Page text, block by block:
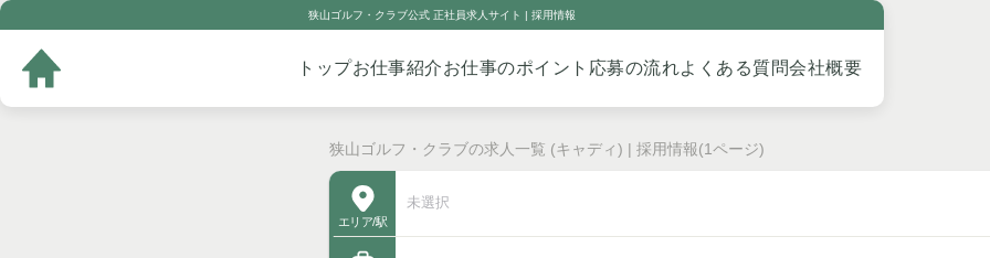
狭山ゴルフ・クラブ公式 正社員求人サイト | 採用情報
トップお仕事紹介お仕事のポイント 応募の流れよくある質問会社概要
狭山ゴルフ・クラブの求人一覧 (キャディ) | 採用情報(1ページ)
エリア/駅
未選択